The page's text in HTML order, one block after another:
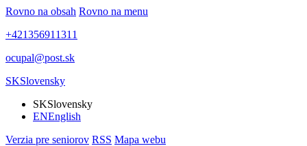
Rovno na obsah Rovno na menu
+421356911311
ocupal@post.sk
SKSlovensky
SKSlovensky
ENEnglish
Verzia pre seniorov RSS Mapa webu